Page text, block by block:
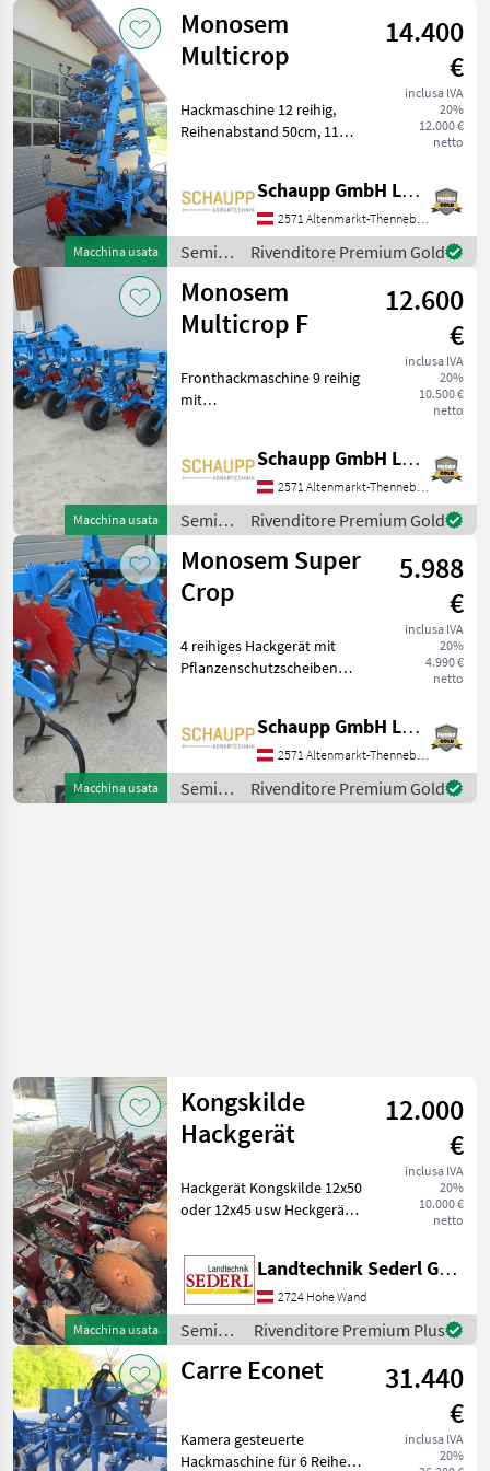
Einböck
Macchina usata
Monosem
Multicrop
14.400
€
inclusa IVA
20%
12.000 €
netto
Hackmaschine 12 reihig,
Reihenabstand 50cm, 11
Hydraulisch klappbar,
Pflanzenschutzscheiben,
Beleuchtung Telaio di ba
Schaupp GmbH Landtechnik
2571 Altenmarkt-Thenneberg
Semina
e cura /
Monosem
Rivenditore Premium Gold
Macchina usata
Monosem
Multicrop F
12.600
€
inclusa IVA
20%
10.500 €
netto
Fronthackmaschine 9 reihig
mit
Elemente mit 5 Zinken, 2
Elemente mit 3 Zinken,
Tiefeneistellung mit Raster,
Große Tie
Schaupp GmbH Landtechnik
2571 Altenmarkt-Thenneberg
Semina
e cura /
Monosem
Rivenditore Premium Gold
Macchina usata
Monosem Super
Crop
5.988
€
inclusa IVA
20%
4.990 €
netto
4 reihiges Hackgerät mit
Pflanzenschutzscheiben
mit 3 Zinken, Zusätzliche
Belastungsfedern für
besseren Einzug.
Schaupp GmbH Landtechnik
2571 Altenmarkt-Thenneberg
Semina
e cura /
Rivenditore Premium Gold
Macchina usata
Kongskilde
Hackgerät
12.000
€
inclusa IVA
20%
10.000 €
netto
Hackgerät Kongskilde 12x50
oder 12x45 usw Heckgerät
Optisch und technisch in
Ordnung -
Pflanzenschutzscheiben -
Hydraulisch Klappbar
Numero
Landtechnik Sederl GmbH
2724 Hohe Wand
Semina
e cura /
Kongskilde
Rivenditore Premium Plus
Carre Econet
31.440
€
inclusa IVA
20%
Kamera gesteuerte
Hackmaschine für 6 Reihen